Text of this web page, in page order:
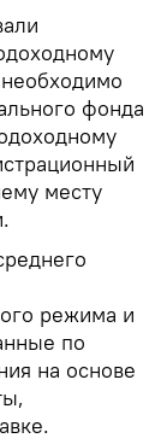
фонда
месту
режима и
по
на основе